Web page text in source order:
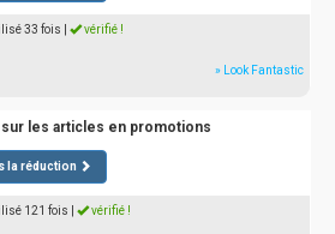
33 fois vérifié !
» Look Fantastic
sur les articles en promotions
la réduction
121 fois vérifié !